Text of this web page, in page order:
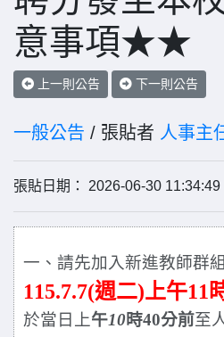
意事項★★
上一則公告 下一則公告
一般公告 / 張貼者 人事主
張貼日期： 2026-06-30
一、請先加入新進教師群組
115.7.7(週二)上午11
於當日上午10時40分前至